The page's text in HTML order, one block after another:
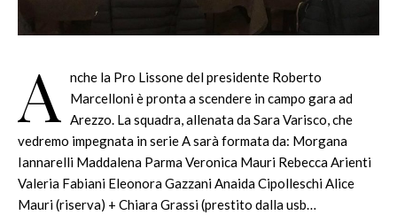
A
nche la Pro Lissone del presidente Roberto
Marcelloni è pronta a scendere in campo gara ad
Arezzo. La squadra, allenata da Sara Varisco, che
vedremo impegnata in serie A sarà formata da: Morgana
Iannarelli Maddalena Parma Veronica Mauri Rebecca Arienti
Valeria Fabiani Eleonora Gazzani Anaida Cipolleschi Alice
Mauri (riserva) + Chiara Grassi (prestito dalla usb…